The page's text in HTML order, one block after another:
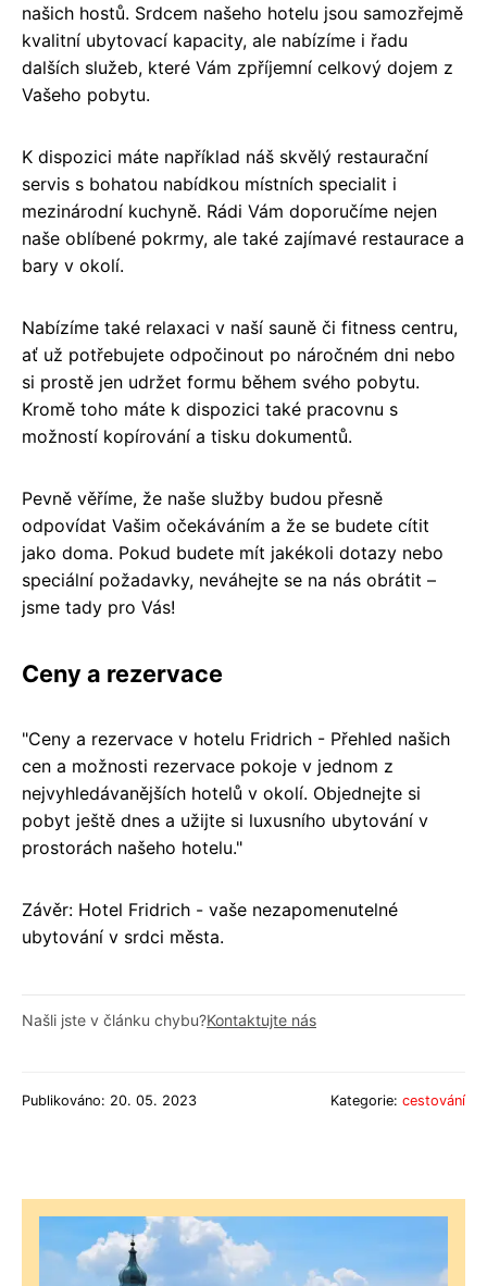
našich hostů. Srdcem našeho hotelu jsou samozřejmě
kvalitní ubytovací kapacity, ale nabízíme i řadu
dalších služeb, které Vám zpříjemní celkový dojem z
Vašeho pobytu.
K dispozici máte například náš skvělý restaurační
servis s bohatou nabídkou místních specialit i
mezinárodní kuchyně. Rádi Vám doporučíme nejen
naše oblíbené pokrmy, ale také zajímavé restaurace a
bary v okolí.
Nabízíme také relaxaci v naší sauně či fitness centru,
ať už potřebujete odpočinout po náročném dni nebo
si prostě jen udržet formu během svého pobytu.
Kromě toho máte k dispozici také pracovnu s
možností kopírování a tisku dokumentů.
Pevně věříme, že naše služby budou přesně
odpovídat Vašim očekáváním a že se budete cítit
jako doma. Pokud budete mít jakékoli dotazy nebo
speciální požadavky, neváhejte se na nás obrátit –
jsme tady pro Vás!
Ceny a rezervace
"Ceny a rezervace v hotelu Fridrich - Přehled našich
cen a možnosti rezervace pokoje v jednom z
nejvyhledávanějších hotelů v okolí. Objednejte si
pobyt ještě dnes a užijte si luxusního ubytování v
prostorách našeho hotelu."
Závěr: Hotel Fridrich - vaše nezapomenutelné
ubytování v srdci města.
Našli jste v článku chybu?Kontaktujte nás
Publikováno: 20. 05. 2023 Kategorie: cestování